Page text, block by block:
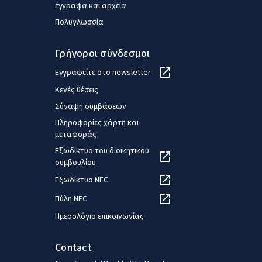
έγγραφα και αρχεία
Πολυγλωσσία
Γρήγοροι σύνδεσμοι
Εγγραφείτε στο newsletter
Κενές θέσεις
Σύναψη συμβάσεων
Πληροφορίες χάρτη και
μεταφοράς
Εξωδίκτυο του διοικητικού
συμβουλίου
Εξωδίκτυο NEC
Πύλη NEC
Ημερολόγιο επικοινωνίας
Contact